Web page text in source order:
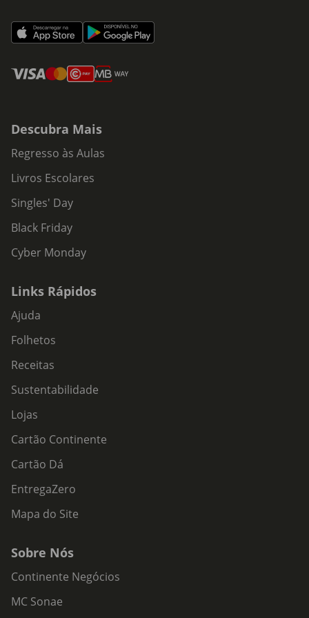
Descubra Mais
Regresso às Aulas
Livros Escolares
Singles' Day
Black Friday
Cyber Monday
Links Rápidos
Ajuda
Folhetos
Receitas
Sustentabilidade
Lojas
Cartão Continente
Cartão Dá
EntregaZero
Mapa do Site
Sobre Nós
Continente Negócios
MC Sonae